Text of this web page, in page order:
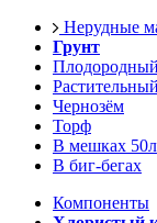
Нерудные
Грунт
Плодородный
Растительный
Чернозём
Торф
В мешках 50л
В биг-бегах
Компоненты